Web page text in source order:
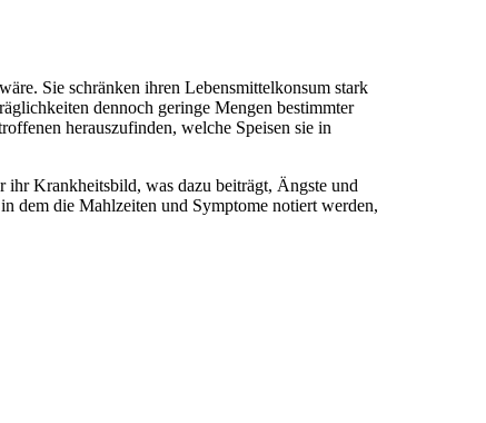
Sie schränken ihren Lebensmittelkonsum stark
dennoch geringe Mengen bestimmter
herauszufinden, welche Speisen sie in
ihr Krankheitsbild, was dazu beiträgt, Ängste und
dem die Mahlzeiten und Symptome notiert werden,